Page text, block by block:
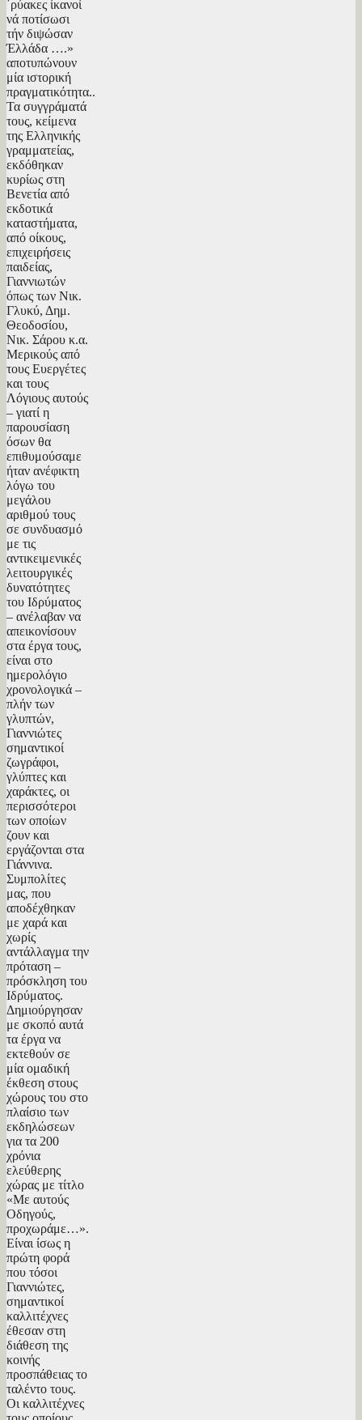
΄ρύακες ίκανοί
νά ποτίσωσι
τήν διψώσαν
Έλλάδα ….»
αποτυπώνουν
μία ιστορική
πραγματικότητα..
Τα συγγράματά
τους, κείμενα
της Ελληνικής
γραμματείας,
εκδόθηκαν
κυρίως στη
Βενετία από
εκδοτικά
καταστήματα,
από οίκους,
επιχειρήσεις
παιδείας,
Γιαννιωτών
όπως των Νικ.
Γλυκύ, Δημ.
Θεοδοσίου,
Νικ. Σάρου κ.α.
Μερικούς από
τους Ευεργέτες
και τους
Λόγιους αυτούς
– γιατί η
παρουσίαση
όσων θα
επιθυμούσαμε
ήταν ανέφικτη
λόγω του
μεγάλου
αριθμού τους
σε συνδυασμό
με τις
αντικειμενικές
λειτουργικές
δυνατότητες
του Ιδρύματος
– ανέλαβαν να
απεικονίσουν
στα έργα τους,
είναι στο
ημερολόγιο
χρονολογικά –
πλήν των
γλυπτών,
Γιαννιώτες
σημαντικοί
ζωγράφοι,
γλύπτες και
χαράκτες, οι
περισσότεροι
των οποίων
ζουν και
εργάζονται στα
Γιάννινα.
Συμπολίτες
μας, που
αποδέχθηκαν
με χαρά και
χωρίς
αντάλλαγμα την
πρόταση –
πρόσκληση του
Ιδρύματος.
Δημιούργησαν
με σκοπό αυτά
τα έργα να
εκτεθούν σε
μία ομαδική
έκθεση στους
χώρους του στο
πλαίσιο των
εκδηλώσεων
για τα 200
χρόνια
ελεύθερης
χώρας με τίτλο
«Με αυτούς
Oδηγούς,
προχωράμε…».
Είναι ίσως η
πρώτη φορά
που τόσοι
Γιαννιώτες,
σημαντικοί
καλλιτέχνες
έθεσαν στη
διάθεση της
κοινής
προσπάθειας το
ταλέντο τους.
Οι καλλιτέχνες